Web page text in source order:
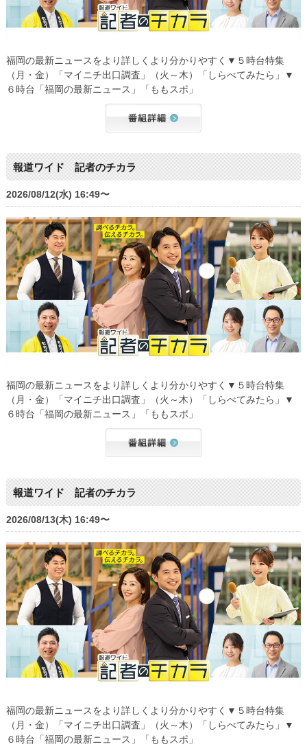
福岡の最新ニュースをより詳しくより分かりやすく▼５時台特集
（月・金）「マイニチ出口調査」（火～木）「しらべてみたら」▼
６時台「福岡の最新ニュース」「ももスポ」
報道ワイド 記者のチカラ
2026/08/12(水) 16:49〜
福岡の最新ニュースをより詳しくより分かりやすく▼５時台特集
（月・金）「マイニチ出口調査」（火～木）「しらべてみたら」▼
６時台「福岡の最新ニュース」「ももスポ」
報道ワイド 記者のチカラ
2026/08/13(木) 16:49〜
福岡の最新ニュースをより詳しくより分かりやすく▼５時台特集
（月・金）「マイニチ出口調査」（火～木）「しらべてみたら」▼
６時台「福岡の最新ニュース」「ももスポ」